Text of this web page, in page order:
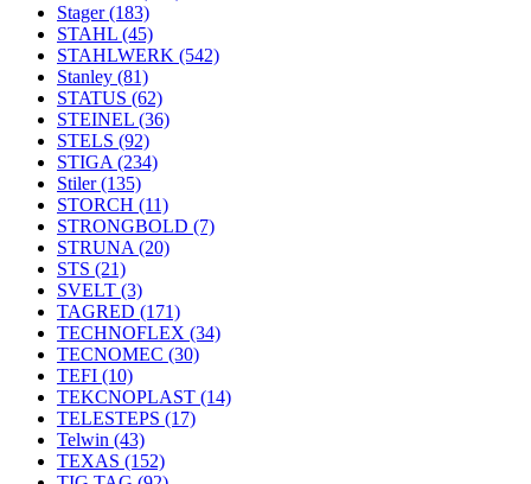
Stager(183)
STAHL (45)
STAHLWERK (542)
Stanley (81)
STATUS (62)
STEINEL (36)
STELS (92)
STIGA (234)
Stiler(135)
STORCH (11)
STRONGBOLD (7)
STRUNA (20)
STS (21)
SVELT (3)
TAGRED (171)
TECHNOFLEX (34)
TECNOMEC (30)
TEFI (10)
TEKCNOPLAST (14)
TELESTEPS (17)
Telwin (43)
TEXAS (152)